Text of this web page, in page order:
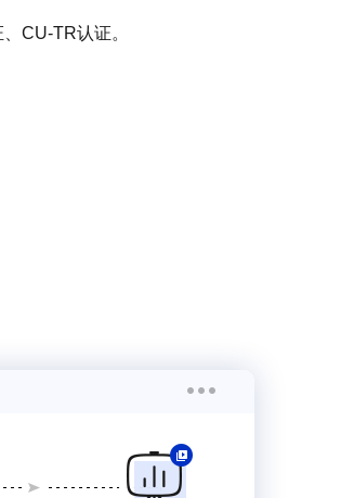
CU-TR认证。